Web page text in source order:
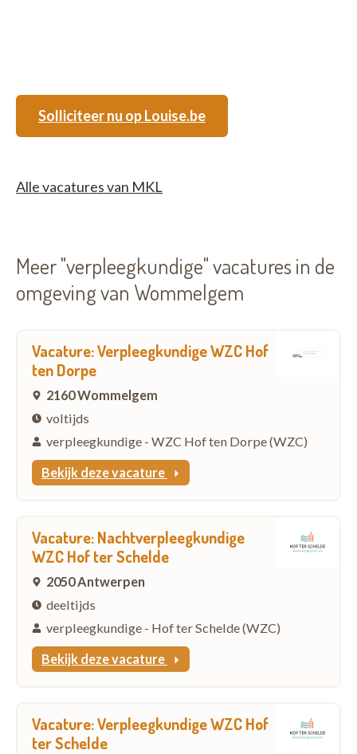
Solliciteer nu op Louise.be
Alle vacatures van MKL
Meer "verpleegkundige" vacatures in de
omgeving van Wommelgem
Vacature: Verpleegkundige WZC Hof
ten Dorpe
2160 Wommelgem
voltijds
verpleegkundige - WZC Hof ten Dorpe (WZC)
Bekijk deze vacature
Vacature: Nachtverpleegkundige
WZC Hof ter Schelde
2050 Antwerpen
deeltijds
verpleegkundige - Hof ter Schelde (WZC)
Bekijk deze vacature
Vacature: Verpleegkundige WZC Hof
ter Schelde